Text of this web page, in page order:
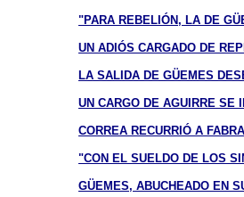
"PARA REBELIÓN, LA DE
UN ADIÓS CARGADO DE
LA SALIDA DE GÜEMES
UN CARGO DE AGUIRRE SE
CORREA RECURRIÓ A
"CON EL SUELDO DE LOS
GÜEMES, ABUCHEADO EN